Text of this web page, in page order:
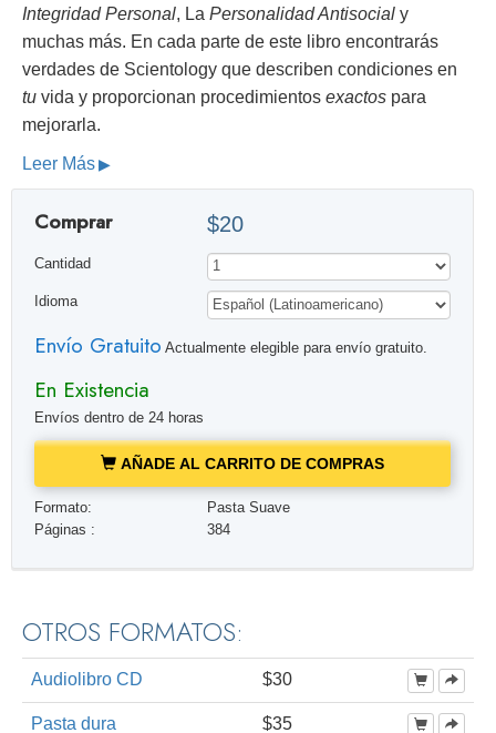
Integridad Personal, La Personalidad Antisocial y
muchas más. En cada parte de este libro encontrarás
verdades de Scientology que describen condiciones en
tu vida y proporcionan procedimientos exactos para
mejorarla.
Leer Más
Comprar $20
Cantidad
Idioma
Envío Gratuito Actualmente elegible para envío gratuito.
En Existencia
Envíos dentro de 24 horas
AÑADE AL CARRITO DE COMPRAS
Formato:
Pasta Suave
Páginas :
384
OTROS FORMATOS:
Audiolibro CD $30
Pasta dura $35